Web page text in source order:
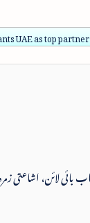
UAE as top partner
بائی لائن، اشاعتی